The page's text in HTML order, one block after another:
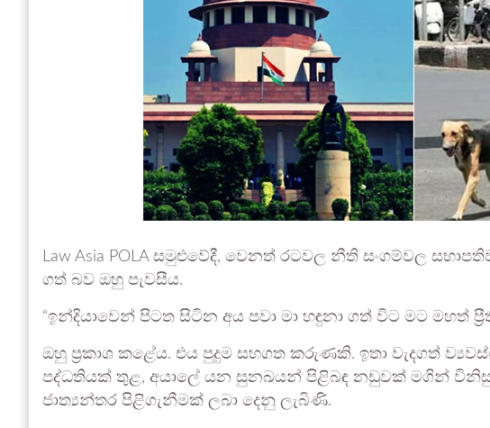
Law Asia POLA සමුළුවේදී, වෙනත් රටවල නීති සංගම්වල
ගත් බව ඔහු පැවසීය.
“ඉන්දියාවෙන් පිටත සිටින අය පවා මා හඳුනා ගත් විට මට මහත්
ඔහු ප්‍රකාශ කළේය. එය පුදුම සහගත කරුණකි. ඉතා වැදගත්
පද්ධතියක් තුළ, අයාලේ යන සුනඛයන් පිළිබඳ නඩුවක් මගින්
ජාත්‍යන්තර පිළිගැනීමක් ලබා දෙනු ලැබිණි.